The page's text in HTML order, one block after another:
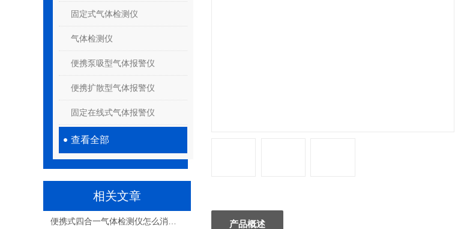
固定式气体检测仪
气体检测仪
便携泵吸型气体报警仪
便携扩散型气体报警仪
固定在线式气体报警仪
查看全部
相关文章
产品概述